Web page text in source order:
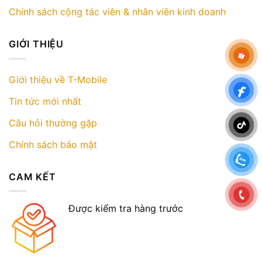
Chính sách cộng tác viên & nhân viên kinh doanh
GIỚI THIỆU
Giới thiệu về T-Mobile
Tin tức mới nhất
Câu hỏi thường gặp
Chính sách bảo mật
CAM KẾT
Được kiểm tra hàng trước